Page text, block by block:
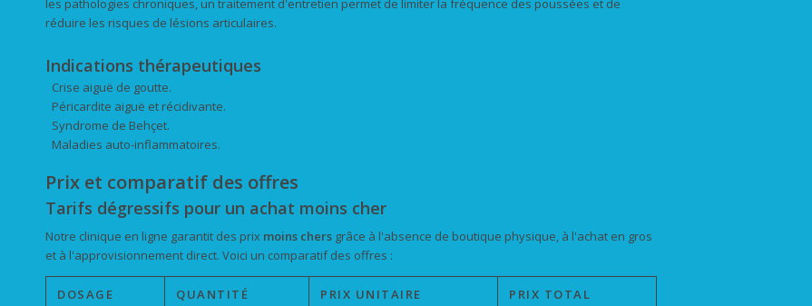
les pathologies chroniques, un traitement d'entretien permet de limiter la fréquence des poussées et de
réduire les risques de lésions articulaires.
Indications thérapeutiques
Crise aiguë de goutte.
Péricardite aiguë et récidivante.
Syndrome de Behçet.
Maladies auto-inflammatoires.
Prix et comparatif des offres
Tarifs dégressifs pour un achat moins cher
Notre clinique en ligne garantit des prix moins chers grâce à l'absence de boutique physique, à l'achat en gros
et à l'approvisionnement direct. Voici un comparatif des offres :
DOSAGE QUANTITÉ PRIX UNITAIRE PRIX TOTAL